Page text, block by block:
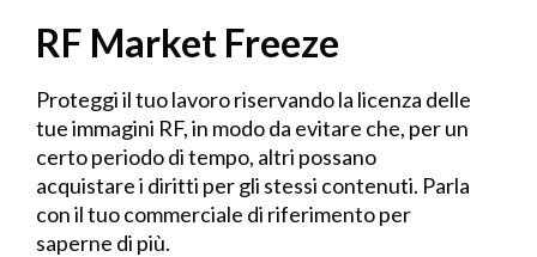
RF Market Freeze
Proteggi il tuo lavoro riservando la licenza delle
tue immagini RF, in modo da evitare che, per un
certo periodo di tempo, altri possano
acquistare i diritti per gli stessi contenuti. Parla
con il tuo commerciale di riferimento per
saperne di più.